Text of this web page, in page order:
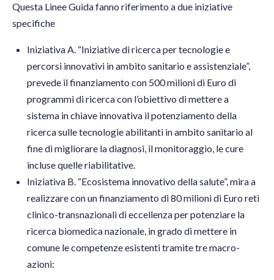
Questa Linee Guida fanno riferimento a due iniziative
specifiche
Iniziativa A. “Iniziative di ricerca per tecnologie e
percorsi innovativi in ambito sanitario e assistenziale”,
prevede il finanziamento con 500 milioni di Euro di
programmi di ricerca con l’obiettivo di mettere a
sistema in chiave innovativa il potenziamento della
ricerca sulle tecnologie abilitanti in ambito sanitario al
fine di migliorare la diagnosi, il monitoraggio, le cure
incluse quelle riabilitative.
Iniziativa B. “Ecosistema innovativo della salute”, mira a
realizzare con un finanziamento di 80 milioni di Euro reti
clinico-transnazionali di eccellenza per potenziare la
ricerca biomedica nazionale, in grado di mettere in
comune le competenze esistenti tramite tre macro-
azioni: